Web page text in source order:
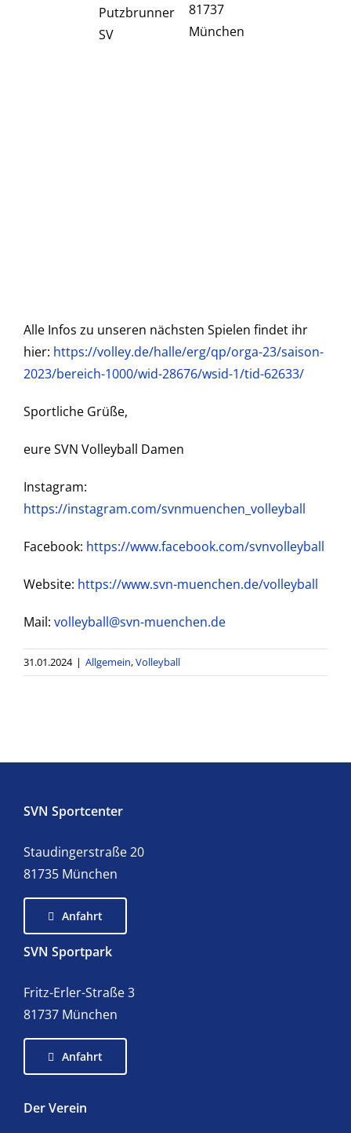
Putzbrunner
SV
81737
München
Alle Infos zu unseren nächsten Spielen findet ihr
hier: https://volley.de/halle/erg/qp/orga-23/saison-
2023/bereich-1000/wid-28676/wsid-1/tid-62633/
Sportliche Grüße,
eure SVN Volleyball Damen
Instagram:
https://instagram.com/svnmuenchen_volleyball
Facebook: https://www.facebook.com/svnvolleyball
Website: https://www.svn-muenchen.de/volleyball
Mail: volleyball@svn-muenchen.de
31.01.2024 | Allgemein,Volleyball
SVN Sportcenter
Staudingerstraße 20
81735 München
Anfahrt
SVN Sportpark
Fritz-Erler-Straße 3
81737 München
Anfahrt
Der Verein